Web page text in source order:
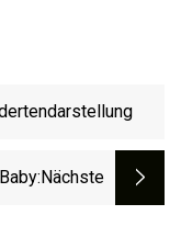
:nächste